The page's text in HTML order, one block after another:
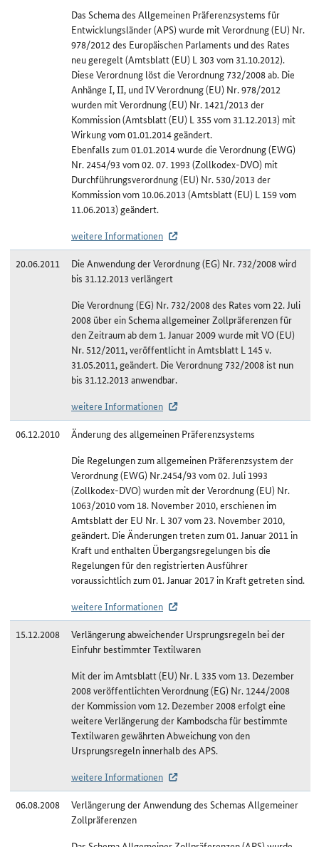
Das Schema des Allgemeinen Präferenzsystems für
Entwicklungsländer (APS) wurde mit Verordnung (EU) Nr.
978/2012 des Europäischen Parlaments und des Rates
neu geregelt (Amtsblatt (EU) L 303 vom 31.10.2012).
Diese Verordnung löst die Verordnung 732/2008 ab. Die
Anhänge I, II, und IV Verordnung (EU) Nr. 978/2012
wurden mit Verordnung (EU) Nr. 1421/2013 der
Kommission (Amtsblatt (EU) L 355 vom 31.12.2013) mit
Wirkung vom 01.01.2014 geändert.
Ebenfalls zum 01.01.2014 wurde die Verordnung (EWG)
Nr. 2454/93 vom 02. 07. 1993 (Zollkodex-DVO) mit
Durchführungsverordnung (EU) Nr. 530/2013 der
Kommission vom 10.06.2013 (Amtsblatt (EU) L 159 vom
11.06.2013) geändert.
weitere Informationen
20.06.2011
Die Anwendung der Verordnung (EG) Nr. 732/2008 wird
bis 31.12.2013 verlängert
Die Verordnung (EG) Nr. 732/2008 des Rates vom 22. Juli
2008 über ein Schema allgemeiner Zollpräferenzen für
den Zeitraum ab dem 1. Januar 2009 wurde mit VO (EU)
Nr. 512/2011, veröffentlicht in Amtsblatt L 145 v.
31.05.2011, geändert. Die Verordnung 732/2008 ist nun
bis 31.12.2013 anwendbar.
weitere Informationen
06.12.2010
Änderung des allgemeinen Präferenzsystems
Die Regelungen zum allgemeinen Präferenzsystem der
Verordnung (EWG) Nr.2454/93 vom 02. Juli 1993
(Zollkodex-DVO) wurden mit der Verordnung (EU) Nr.
1063/2010 vom 18. November 2010, erschienen im
Amtsblatt der EU Nr. L 307 vom 23. November 2010,
geändert. Die Änderungen treten zum 01. Januar 2011 in
Kraft und enthalten Übergangsregelungen bis die
Regelungen für den registrierten Ausführer
voraussichtlich zum 01. Januar 2017 in Kraft getreten sind.
weitere Informationen
15.12.2008
Verlängerung abweichender Ursprungsregeln bei der
Einfuhr bestimmter Textilwaren
Mit der im Amtsblatt (EU) Nr. L 335 vom 13. Dezember
2008 veröffentlichten Verordnung (EG) Nr. 1244/2008
der Kommission vom 12. Dezember 2008 erfolgt eine
weitere Verlängerung der Kambodscha für bestimmte
Textilwaren gewährten Abweichung von den
Ursprungsregeln innerhalb des APS.
weitere Informationen
06.08.2008
Verlängerung der Anwendung des Schemas Allgemeiner
Zollpräferenzen